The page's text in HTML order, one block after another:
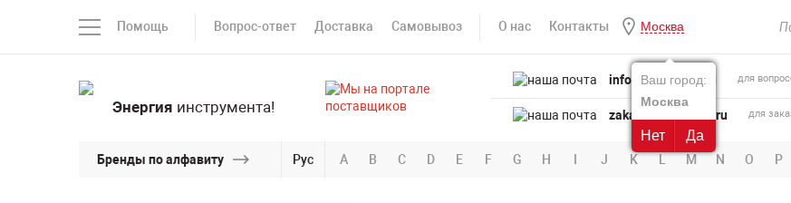
Помощь Вопрос-ответ Доставка Самовывоз О нас Контакты Москва
Ваш город:
Москва
Нет Да
Энергия инструмента!
info@powertool.ru для
zakaz@powertool.ru для
Бренды по алфавиту Рус A B C D E F G H I J K L M N O P